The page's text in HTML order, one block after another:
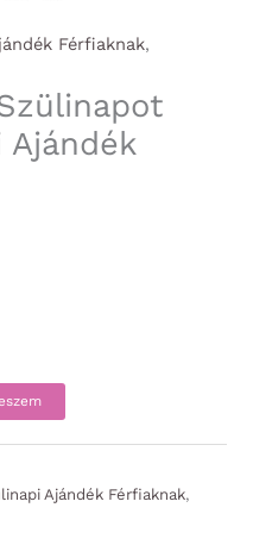
Férfiaknak,
Ajándék Férfiaknak,